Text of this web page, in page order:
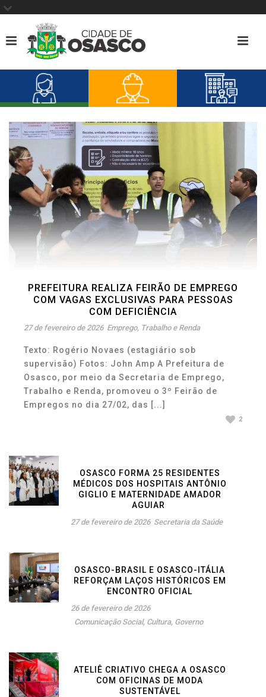
PREFEITURA REALIZA FEIRÃO DE EMPREGO
COM VAGAS EXCLUSIVAS PARA PESSOAS
COM DEFICIÊNCIA
27 de fevereiro de 2026 Emprego, Trabalho e Renda
Texto: Rogério Novaes (estagiário sob
supervisão) Fotos: John Amp A Prefeitura de
Osasco, por meio da Secretaria de Emprego,
Trabalho e Renda, promoveu o 3º Feirão de
Empregos no dia 27/02, das [...]
2
OSASCO FORMA 25 RESIDENTES
MÉDICOS DOS HOSPITAIS ANTÔNIO
GIGLIO E MATERNIDADE AMADOR
AGUIAR
27 de fevereiro de 2026 Secretaria da Saúde
OSASCO-BRASIL E OSASCO-ITÁLIA
REFORÇAM LAÇOS HISTÓRICOS EM
ENCONTRO OFICIAL
26 de fevereiro de 2026
Comunicação Social, Cultura, Governo
ATELIÊ CRIATIVO CHEGA A OSASCO
COM OFICINAS DE MODA
SUSTENTÁVEL